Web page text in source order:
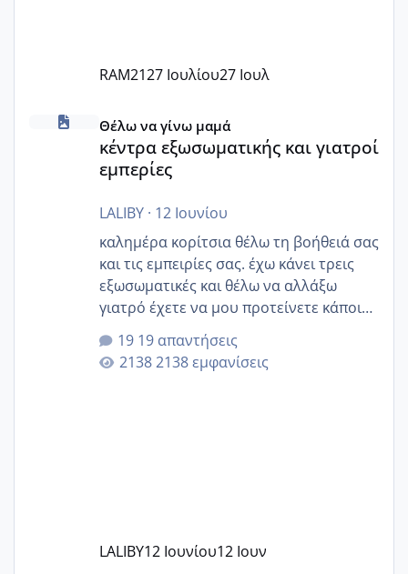
RAM2127 Ιουλίου27 Ιουλ
κέντρα εξωσωματικής και γιατροί εμπερίες
Θέλω να γίνω μαμά
κέντρα εξωσωματικής και γιατροί
εμπερίες
LALIBY· 12 Ιουνίου
καλημέρα κορίτσια θέλω τη βοήθειά σας
και τις εμπειρίες σας. έχω κάνει τρεις
εξωσωματικές και θέλω να αλλάξω
γιατρό έχετε να μου προτείνετε κάποιον
που μείνατε ευχαριστημένες και είχατε
επιιτυχία? έκανα στο υγεία με τον
ζερβομανωλάκη (δεν το εψαξε καθόλου
19 απαντήσεις
2138 εμφανίσεις
LALIBY12 Ιουνίου12 Ιουν